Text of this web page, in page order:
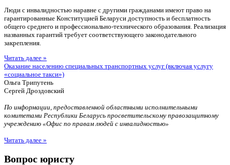
Люди с инвалидностью наравне с другими гражданами имеют право на
гарантированные Конституцией Беларуси доступность и бесплатность
общего среднего и профессионально-технического образования. Реализация
названных гарантий требует соответствующего законодательного
закрепления.
Читать далее »
Оказание населению специальных транспортных услуг (включая услугу
«социальное такси»)
Ольга Трипутень
Сергей Дроздовский
По информации, предоставленной областными исполнительными
комитетами Республики Беларусь просветительскому правозащитному
учреждению «Офис по правам людей с инвалидностью»
Читать далее »
Вопрос юристу